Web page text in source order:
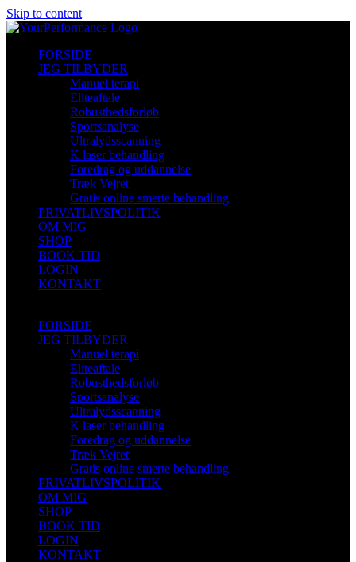
Skip to content
FORSIDE
JEG TILBYDER
Manuel terapi
Eliteaftale
Robusthedsforløb
Sportsanalyse
Ultralydsscanning
K laser behandling
Foredrag og uddannelse
Træk Vejret
Gratis online smerte behandling
PRIVATLIVSPOLITIK
OM MIG
SHOP
BOOK TID
LOGIN
KONTAKT
FORSIDE
JEG TILBYDER
Manuel terapi
Eliteaftale
Robusthedsforløb
Sportsanalyse
Ultralydsscanning
K laser behandling
Foredrag og uddannelse
Træk Vejret
Gratis online smerte behandling
PRIVATLIVSPOLITIK
OM MIG
SHOP
BOOK TID
LOGIN
KONTAKT